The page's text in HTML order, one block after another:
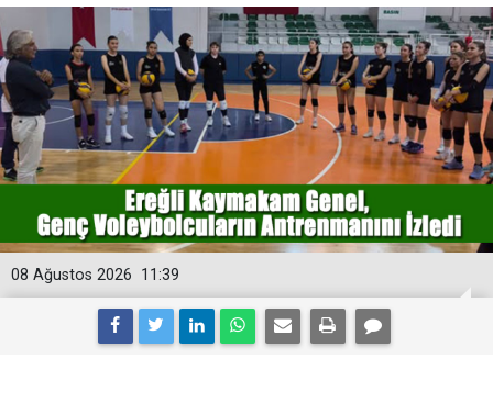
11:39
08 Ağustos 2026